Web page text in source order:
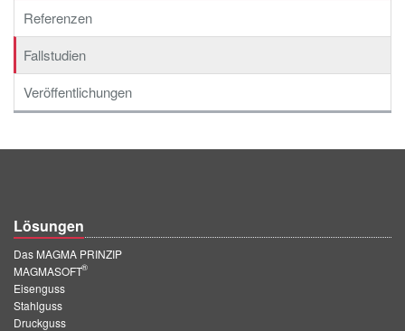
Referenzen
Fallstudien
Veröffentlichungen
Lösungen
Das MAGMA PRINZIP
MAGMASOFT
®
Eisenguss
Stahlguss
Druckguss